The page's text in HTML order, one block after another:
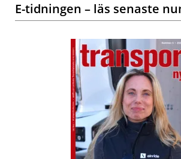
E-tidningen – läs senaste